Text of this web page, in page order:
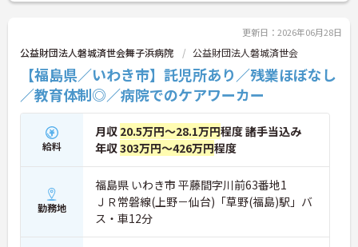
更新日：2026年06月28日
公益財団法人磐城済世会舞子浜病院 公益財団法人磐城済世会
【福島県／いわき市】託児所あり／残業ほぼなし
／教育体制◎／病院でのケアワーカー
給料
月収 20.5万円～28.1万円程度 諸手当込み
年収303万円～426万円程度
勤務地
福島県 いわき市 平藤間字川前63番地1
ＪＲ常磐線(上野－仙台)「草野(福島)駅」バ
ス・車12分